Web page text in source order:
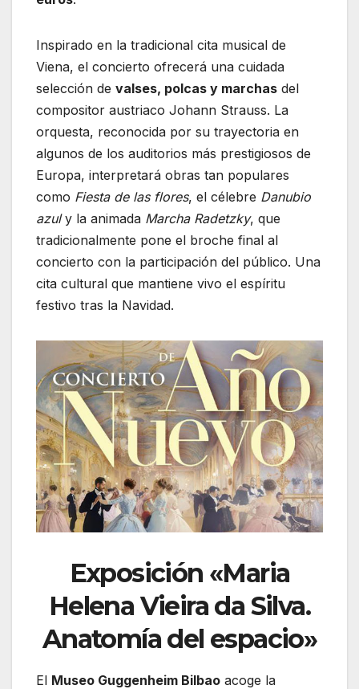
Inspirado en la tradicional cita musical de
Viena, el concierto ofrecerá una cuidada
selección de valses, polcas y marchas del
compositor austriaco Johann Strauss. La
orquesta, reconocida por su trayectoria en
algunos de los auditorios más prestigiosos de
Europa, interpretará obras tan populares
como Fiesta de las flores, el célebre Danubio
azuly la animada Marcha Radetzky, que
tradicionalmente pone el broche final al
concierto con la participación del público. Una
cita cultural que mantiene vivo el espíritu
festivo tras la Navidad.
Exposición «Maria
Helena Vieira da Silva.
Anatomía del espacio»
El Museo Guggenheim Bilbao acoge la